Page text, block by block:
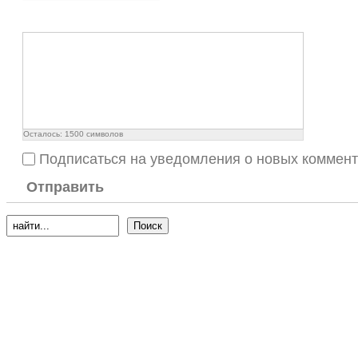
Осталось: 1500 символов
Подписаться на уведомления о новых
Отправить